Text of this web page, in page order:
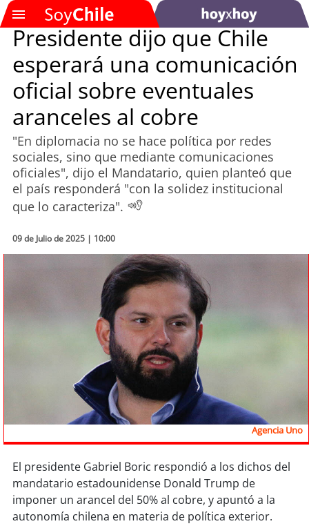
SOYTV
Podcast
Actualidad
Entretención
Economía
Sostenibilidad
arica
iquique
soyantofagasta
soycopiapó
Presidente dijo que Chile
esperará una comunicación
oficial sobre eventuales
aranceles al cobre
"En diplomacia no se hace política por redes
sociales, sino que mediante comunicaciones
oficiales", dijo el Mandatario, quien planteó que
el país responderá "con la solidez institucional
que lo caracteriza".
09 de Julio de 2025 | 10:00
Agencia Uno
El presidente Gabriel Boric respondió a los dichos del
mandatario estadounidense Donald Trump de
imponer un arancel del 50% al cobre, y apuntó a la
autonomía chilena en materia de política exterior.